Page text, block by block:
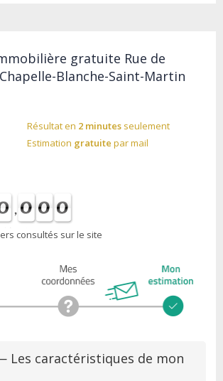
gratuite Rue de
Blanche-Saint-Martin
Résultat en 2 minutes seulement
Estimation gratuite par mail
consultés sur le site
Les caractéristiques de mon